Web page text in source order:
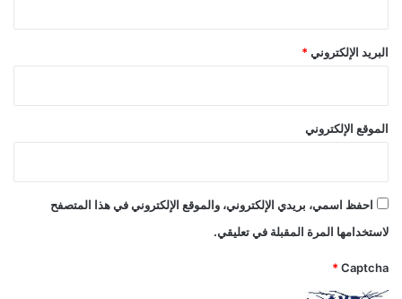
البريد الإلكتروني *
الموقع الإلكتروني
احفظ اسمي، بريدي الإلكتروني، والموقع الإلكتروني في هذا المتصفح
لاستخدامها المرة المقبلة في تعليقي.
Captcha
*